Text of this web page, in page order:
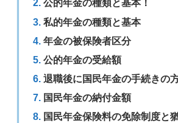
公的年金の種類と基本！
私的年金の種類と基本
年金の被保険者区分
公的年金の受給額
退職後に国民年金の手続きの
国民年金の納付金額
国民年金保険料の免除制度と